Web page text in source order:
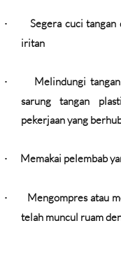
·
Segera cuci
iritan
·
Melindungi
sarung tangan
pekerjaan yang
· Memakai pelembab
·
Mengompres atau
telah muncul ruam